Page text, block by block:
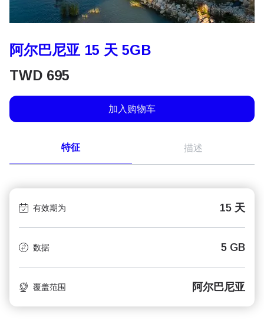
阿尔巴尼亚 15 天 5GB
TWD 695
加入购物车
特征 描述
有效期为 15 天
数据 5 GB
覆盖范围 阿尔巴尼亚